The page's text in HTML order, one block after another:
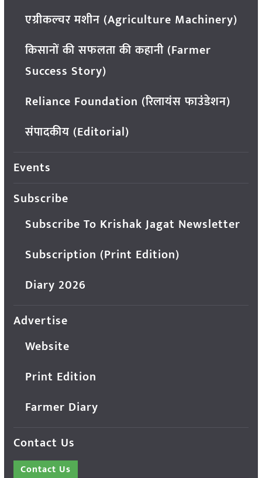
एग्रीकल्चर मशीन (Agriculture Machinery)
किसानों की सफलता की कहानी (Farmer
Success Story)
Reliance Foundation (रिलायंस फाउंडेशन)
संपादकीय (Editorial)
Events
Subscribe
Subscribe To Krishak Jagat Newsletter
Subscription (Print Edition)
Diary 2026
Advertise
Website
Print Edition
Farmer Diary
Contact Us
Contact Us